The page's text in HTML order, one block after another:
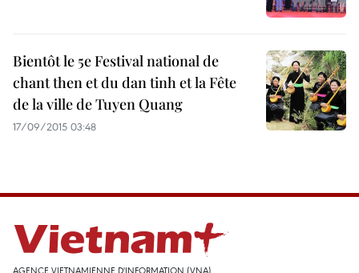
Bientôt le 5e Festival national de
chant then et du dan tinh et la Fête
de la ville de Tuyen Quang
17/09/2015 03:48
AGENCE VIETNAMIENNE D'INFORMATION (VNA)